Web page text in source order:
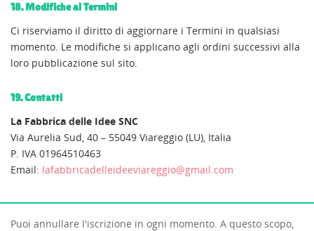
18. Modifiche ai Termini
Ci riserviamo il diritto di aggiornare i Termini in qualsiasi
momento. Le modifiche si applicano agli ordini successivi alla
loro pubblicazione sul sito.
19. Contatti
La Fabbrica delle Idee SNC
Via Aurelia Sud, 40 – 55049 Viareggio (LU), Italia
P. IVA 01964510463
Email: lafabbricadelleideeviareggio@gmail.com
Puoi annullare l'iscrizione in ogni momento. A questo scopo,